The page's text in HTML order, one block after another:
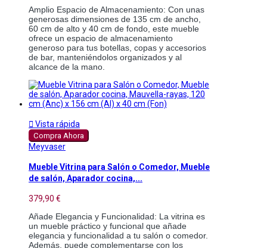
Amplio Espacio de Almacenamiento: Con unas
generosas dimensiones de 135 cm de ancho,
60 cm de alto y 40 cm de fondo, este mueble
ofrece un espacio de almacenamiento
generoso para tus botellas, copas y accesorios
de bar, manteniéndolos organizados y al
alcance de la mano.
 Vista rápida
Compra Ahora
Meyvaser
Mueble Vitrina para Salón o Comedor, Mueble
de salón, Aparador cocina,...
379,90 €
Añade Elegancia y Funcionalidad: La vitrina es
un mueble práctico y funcional que añade
elegancia y funcionalidad a tu salón o comedor.
Además, puede complementarse con los